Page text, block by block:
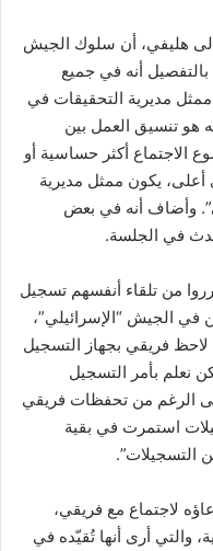
إلى هليفي، أن سلوك الجيش
أنه في جميع
مديرية التحقيقات في
هو تنسيق العمل بين
الاجتماع أكثر حساسية أو
يكون ممثل مديرية
وأضاف أنه في بعض
في الجلسة.
من تلقاء أنفسهم تسجيل
في الجيش “الإسرائيلي”،
لاحظ فريقي بجهاز التسجيل
نعلم بأمر التسجيل
الرغم من تحفظات فريقي
استمرت في بقية
التسجيلات”.
لاجتماع مع فريقي،
والتي أرى أنها تُقيّده في